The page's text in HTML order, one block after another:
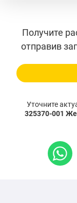
Получите
отправив
Уточните
325370-001